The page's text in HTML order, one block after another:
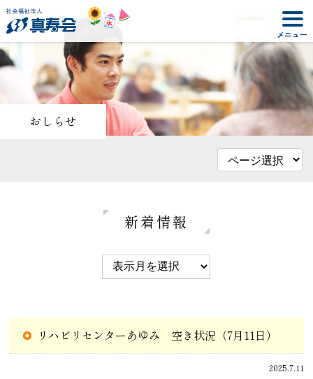
おしらせ
新着情報
リハビリセンターあゆみ 空き状況（7月11日）
2025.7.11